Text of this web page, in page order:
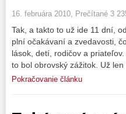
16. februára 2010, Prečítané 3
Tak, a takto to už ide 11 dní,
plní očakávaní a zvedavosti,
lások, detí, rodičov a
to bol obrovský zážitok. Už
Pokračovanie článku